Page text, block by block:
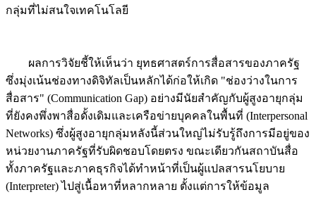
กลุ่มที่ไม่สนใจเทคโนโลยี
ผลการวิจัยชี้ให้เห็นว่า ยุทธศาสตร์การสื่อสารของภาครัฐ
ซึ่งมุ่งเน้นช่องทางดิจิทัลเป็นหลักได้ก่อให้เกิด "ช่องว่างในการ
สื่อสาร" (Communication Gap) อย่างมีนัยสำคัญกับผู้สูงอายุกลุ่ม
ที่ยังคงพึ่งพาสื่อดั้งเดิมและเครือข่ายบุคคลในพื้นที่ (Interpersonal
Networks) ซึ่งผู้สูงอายุกลุ่มหลังนี้ส่วนใหญ่ไม่รับรู้ถึงการมีอยู่ของ
หน่วยงานภาครัฐที่รับผิดชอบโดยตรง ขณะเดียวกันสถาบันสื่อ
ทั้งภาครัฐและภาคธุรกิจได้ทำหน้าที่เป็นผู้แปลสารนโยบาย
(Interpreter) ไปสู่เนื้อหาที่หลากหลาย ตั้งแต่การให้ข้อมูล